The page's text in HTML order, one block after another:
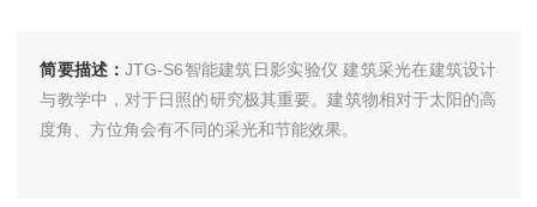
简要描述：JTG-S6智能建筑日影实验仪 建筑采光在建筑设计
与教学中，对于日照的研究极其重要。建筑物相对于太阳的高
度角、方位角会有不同的采光和节能效果。